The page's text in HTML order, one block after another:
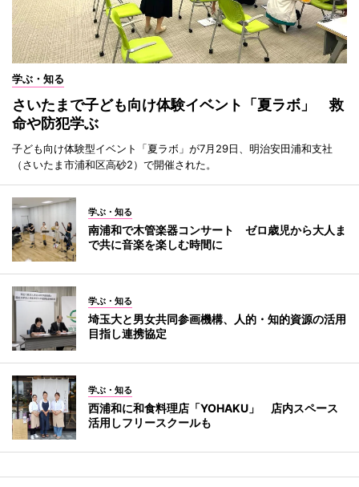
学ぶ・知る
さいたまで子ども向け体験イベント「夏ラボ」 救
命や防犯学ぶ
子ども向け体験型イベント「夏ラボ」が7月29日、明治安田浦和支社
（さいたま市浦和区高砂2）で開催された。
学ぶ・知る
南浦和で木管楽器コンサート ゼロ歳児から大人ま
で共に音楽を楽しむ時間に
学ぶ・知る
埼玉大と男女共同参画機構、人的・知的資源の活用
目指し連携協定
学ぶ・知る
西浦和に和食料理店「YOHAKU」 店内スペース
活用しフリースクールも